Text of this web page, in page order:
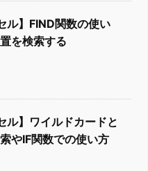
ル】FIND関数の使い
を検索する
ル】ワイルドカードと
やIF関数での使い方